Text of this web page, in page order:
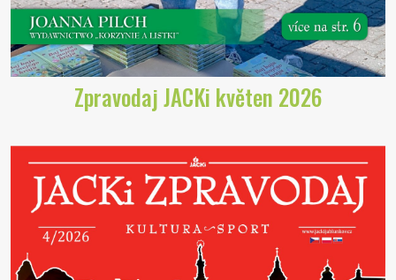
Zpravodaj JACKi květen 2026